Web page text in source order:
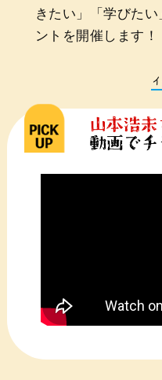
きたい」「学びた
ントを開催します！